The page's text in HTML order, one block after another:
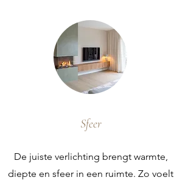
Sfeer
De juiste verlichting brengt warmte,
diepte en sfeer in een ruimte. Zo voelt